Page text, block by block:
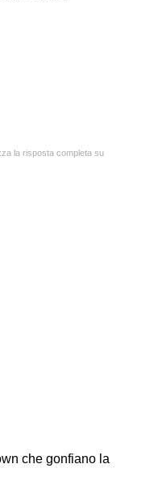
la risposta completa su
che gonfiano la